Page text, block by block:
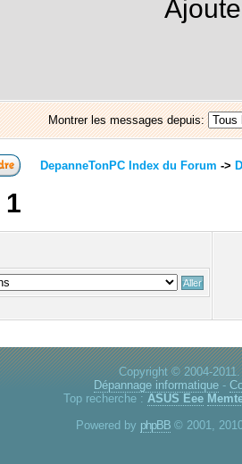
Montrer les messages depuis:
DepanneTonPC Index du Forum ->
1
Copyright © 2004-
Dépannage informatique -
Top recherche : ASUS Eee
Powered by phpBB © 2001,